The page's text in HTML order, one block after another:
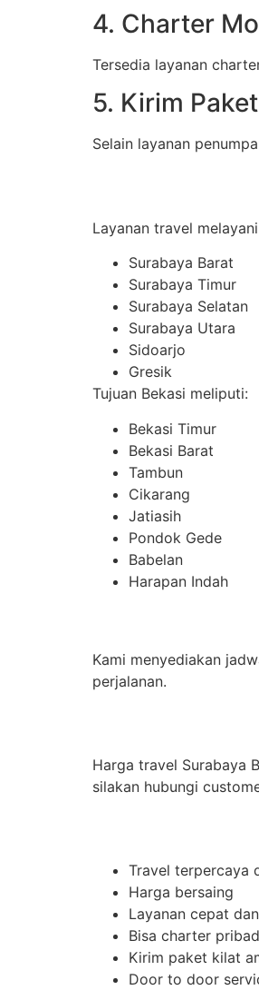
4. Charter
Tersedia layanan
5. Kirim
Selain layanan
Layanan travel
Surabaya Barat
Surabaya Timur
Surabaya Selatan
Surabaya Utara
Sidoarjo
Gresik
Tujuan Bekasi meliputi:
Bekasi Timur
Bekasi Barat
Tambun
Cikarang
Jatiasih
Pondok Gede
Babelan
Harapan Indah
Kami menyediakan
perjalanan.
Harga travel Surabaya
silakan hubungi
Travel terpercaya
Harga bersaing
Layanan cepat
Bisa charter
Kirim paket kilat
Door to door